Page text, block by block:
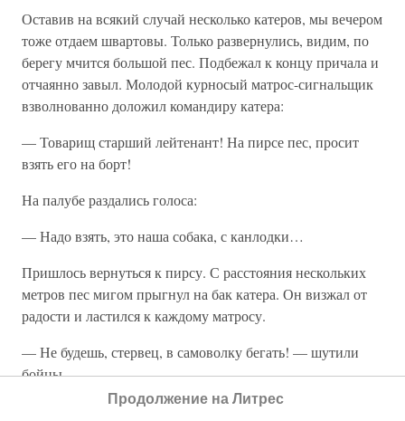
Оставив на всякий случай несколько катеров, мы вечером
тоже отдаем швартовы. Только развернулись, видим, по
берегу мчится большой пес. Подбежал к концу причала и
отчаянно завыл. Молодой курносый матрос-сигнальщик
взволнованно доложил командиру катера:
— Товарищ старший лейтенант! На пирсе пес, просит
взять его на борт!
На палубе раздались голоса:
— Надо взять, это наша собака, с канлодки…
Пришлось вернуться к пирсу. С расстояния нескольких
метров пес мигом прыгнул на бак катера. Он визжал от
радости и ластился к каждому матросу.
— Не будешь, стервец, в самоволку бегать! — шутили
бойцы.
Идем проливом, кругом тишина. Вот и Стирсудден.
Продолжение на Литрес